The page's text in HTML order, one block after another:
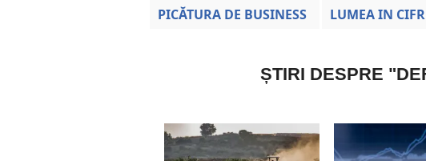
PICĂTURA DE BUSINESS LUMEA IN
ȘTIRI DESPRE